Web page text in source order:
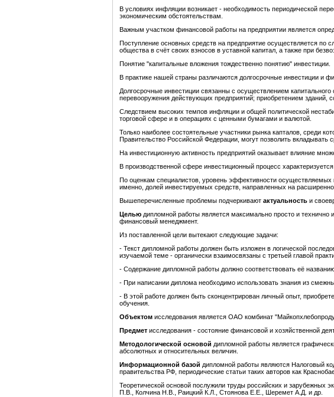
В условиях инфляции возникает - необходимость периодической
экономическим обстоятельствам.
Важным участком финансовой работы на предприятии является
Поступление основных средств на предприятие осуществляется по
общества в счёт своих взносов в уставной капитал, а также при
Понятие "капитальные вложения тождественно понятию" инвестиции.
В практике нашей страны различаются долгосрочные инвестиции и
Долгосрочные инвестиции связанны с осуществлением
перевооружения действующих предприятий; приобретением зданий,
Следствием высоких темпов инфляции и общей политической
торговой сфере и в операциях с ценными бумагами и валютой.
Только наиболее состоятельные участники рынка капталов, среди
Правительство Российской Федерации, могут позволить
На инвестиционную активность предприятий оказывает влияние
В производственной сфере инвестиционный процесс
По оценкам специалистов, уровень эффективности осуществляемых
именно, долей инвестируемых средств, направленных на
Вышеперечисленные проблемы подчеркивают актуальность и
Целью дипломной работы является максимально просто и технично
финансовый менеджмент.
Из поставленной цели вытекают следующие задачи:
- Текст дипломной работы должен быть изложен в логической
изучаемой теме - органически взаимосвязаны с третьей главой
- Содержание дипломной работы должно соответствовать её
- При написании диплома необходимо использовать знания из
- В этой работе должен быть сконцентрирован личный опыт,
обучения.
Объектом исследования является ОАО комбинат
Предмет исследования - состояние финансовой и хозяйственной
Методологической основой дипломной работы является
абсолютных и относительных величин.
Информационной базой дипломной работы являются Налоговый
правительства РФ, периодические статьи таких авторов как
Теоретической основой послужили труды российских и
П.В., Колчина Н.В., Раицкий К.Л., Стоянова Е.Е., Шеремет А.Д. и др.